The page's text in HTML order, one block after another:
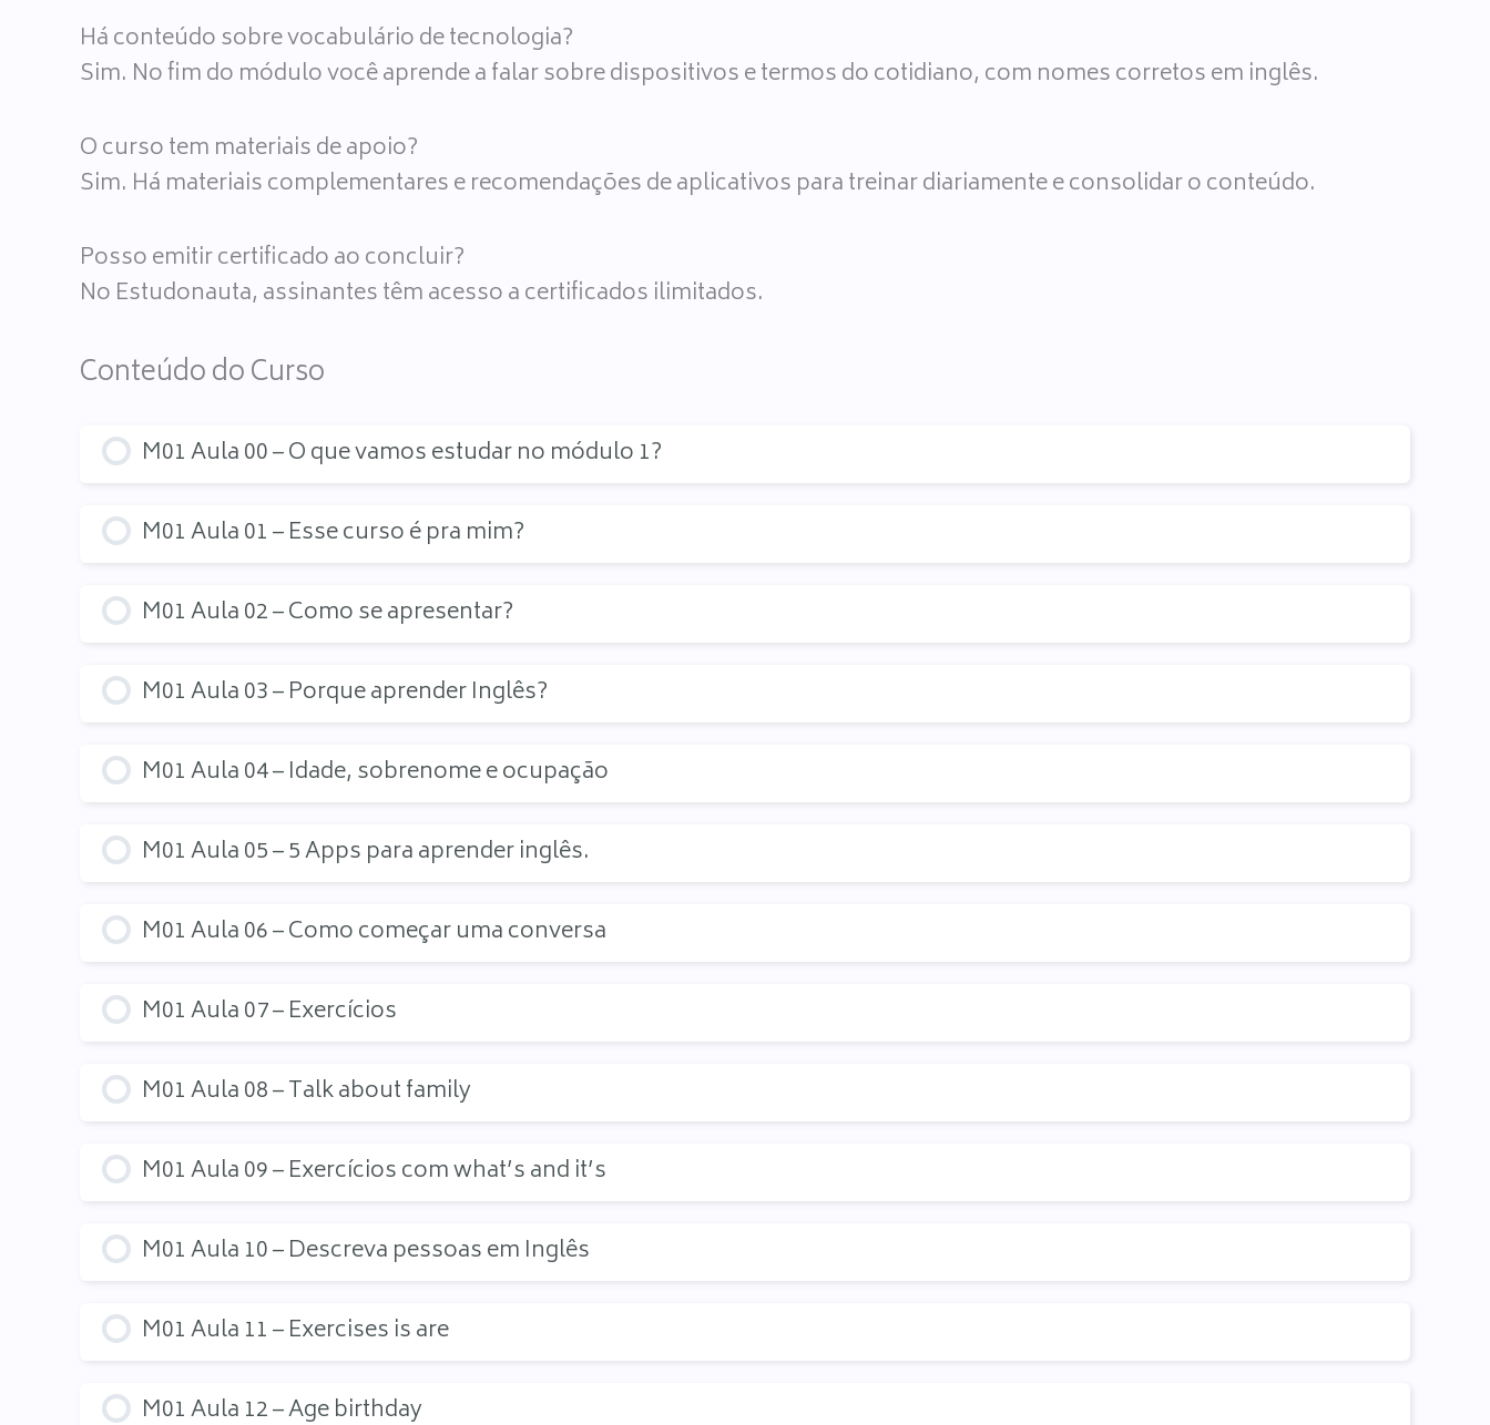
Há conteúdo sobre vocabulário de tecnologia?
Sim. No fim do módulo você aprende a falar sobre dispositivos e termos do cotidiano, com nomes corretos em inglês.
O curso tem materiais de apoio?
Sim. Há materiais complementares e recomendações de aplicativos para treinar diariamente e consolidar o conteúdo.
Posso emitir certificado ao concluir?
No Estudonauta, assinantes têm acesso a certificados ilimitados.
Conteúdo do Curso
M01 Aula 00 – O que vamos estudar no módulo 1?
M01 Aula 01 – Esse curso é pra mim?
M01 Aula 02 – Como se apresentar?
M01 Aula 03 – Porque aprender Inglês?
M01 Aula 04 – Idade, sobrenome e ocupação
M01 Aula 05 – 5 Apps para aprender inglês.
M01 Aula 06 – Como começar uma conversa
M01 Aula 07 – Exercícios
M01 Aula 08 – Talk about family
M01 Aula 09 – Exercícios com what’s and it’s
M01 Aula 10 – Descreva pessoas em Inglês
M01 Aula 11 – Exercises is are
M01 Aula 12 – Age birthday